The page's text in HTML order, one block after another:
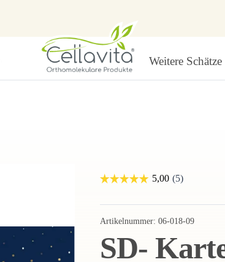
Weitere Schätze
Artikelnummer: 06-018-09
SD-